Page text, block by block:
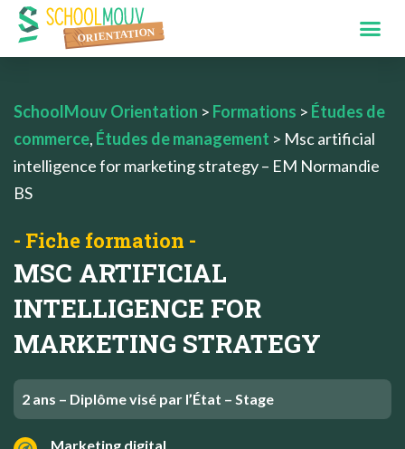
SchoolMouv Orientation > Formations > Études de
commerce, Études de management > Msc artificial
intelligence for marketing strategy – EM Normandie
BS
- Fiche formation -
MSC ARTIFICIAL
INTELLIGENCE FOR
MARKETING STRATEGY
2 ans – Diplôme visé par l’État – Stage
Marketing digital